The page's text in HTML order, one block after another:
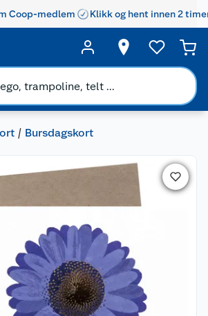
Coop-medlem Klikk og hent innen 2
Bursdagskort